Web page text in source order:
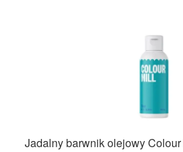
Jadalny barwnik olejowy